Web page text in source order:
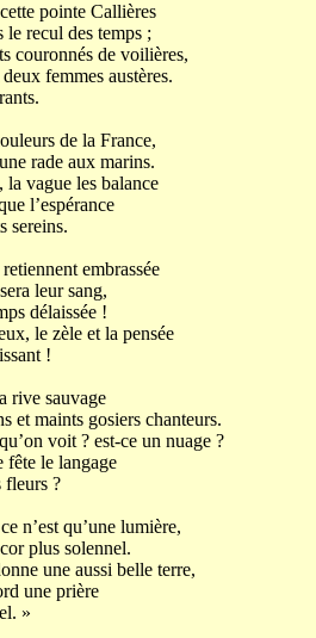
pointe Callières
recul des temps ;
couronnés de voilières,
femmes austères.
de la France,
rade aux marins.
la vague les balance
l’espérance
embrassée
leur sang,
délaissée !
le zèle et la pensée
!
rive sauvage
et maints gosiers chanteurs.
voit ? est-ce un nuage ?
fête le langage
?
n’est qu’une lumière,
plus solennel.
une aussi belle terre,
une prière
»